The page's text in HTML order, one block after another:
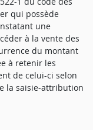
qui possède
une
à la vente des
du montant
à retenir les
de celui-ci selon
la saisie-attribution